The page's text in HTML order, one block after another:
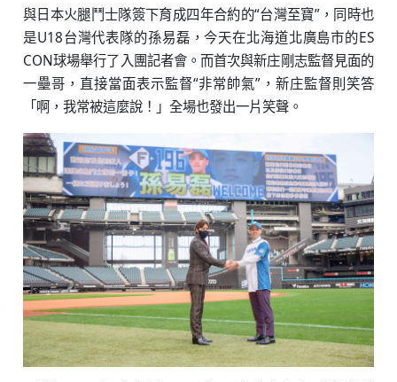
與日本火腿鬥士隊簽下育成四年合約的“台灣至寶”，同時也
是U18台灣代表隊的孫易磊，今天在北海道北廣島市的ES
CON球場舉行了入團記者會。而首次與新庄剛志監督見面的
一壘哥，直接當面表示監督“非常帥氣”，新庄監督則笑答
「啊，我常被這麼說！」全場也發出一片笑聲。